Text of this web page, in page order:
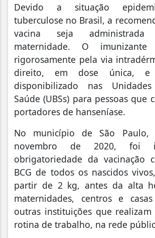
Devido a situação
tuberculose no Brasil, a
vacina seja
maternidade. O
rigorosamente pela via
direito, em dose única, e
disponibilizado nas
Saúde (UBSs) para pessoas que
portadores de hanseníase.
No município de São
novembro de 2020, foi
obrigatoriedade da vacinação
BCG de todos os nascidos
partir de 2 kg, antes da alta
maternidades, centros e
outras instituições que
rotina de trabalho, na rede